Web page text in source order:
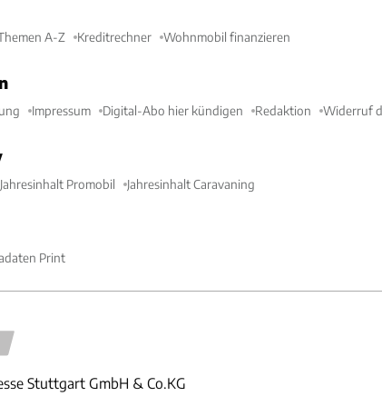
A-Z Kreditrechner Wohnmobil finanzieren
Impressum Digital-Abo hier kündigen Redaktion Widerruf
Jahresinhalt Promobil Jahresinhalt Caravaning
Print
Stuttgart GmbH & Co.KG